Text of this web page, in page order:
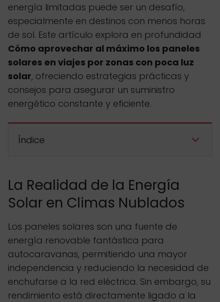
energía limitadas puede ser un desafío,
especialmente en destinos con menos horas
de sol. Este artículo explora en profundidad
Cómo aprovechar al máximo los paneles
solares en viajes por zonas con poca luz
solar, ofreciendo estrategias prácticas y
consejos para asegurar un suministro
energético constante y eficiente.
Índice
La Realidad de la Energía
Solar en Climas Nublados
Los paneles solares son una fuente de
energía renovable fantástica para
autocaravanas, permitiendo una mayor
independencia y reduciendo la necesidad de
enchufarse a la red eléctrica. Sin embargo, su
rendimiento está directamente ligado a la